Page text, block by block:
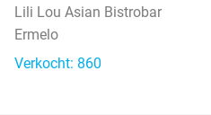
Lili Lou Asian Bistrobar
Ermelo
Verkocht: 860